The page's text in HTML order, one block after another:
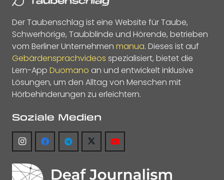
Der Taubenschlag ist eine Website für Taube,
Schwerhörige, Taubblinde und Hörende, betrieben
vom Berliner Unternehmen manua. Dieses ist auf
Gebärdensprachvideos spezialisiert, bietet die
Lern-App Duomano an und entwickelt inklusive
Lösungen, um den Alltag von Menschen mit
Hörbehinderungen zu erleichtern.
Soziale Medien